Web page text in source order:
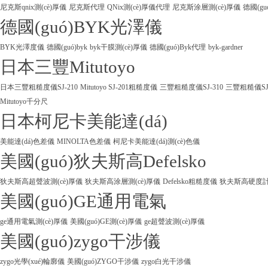
尼克斯qnix測(cè)厚儀 尼克斯代理 QNix測(cè)厚儀代理 尼克斯涂層測(cè)厚儀 德國
德國(guó)BYK光澤儀
BYK光澤度儀 德國(guó)byk byk干膜測(cè)厚儀 德國(guó)Byk代理 byk-gardner
日本三豐Mitutoyo
日本三豐粗糙度儀SJ-210 Mitutoyo SJ-201粗糙度儀 三豐粗糙度儀SJ-310 三豐粗糙儀
Mitutoyo千分尺
日本柯尼卡美能達(dá)
美能達(dá)色差儀 MINOLTA色差儀 柯尼卡美能達(dá)測(cè)色儀
美國(guó)狄夫斯高Defelsko
狄夫斯高超聲波測(cè)厚儀 狄夫斯高涂層測(cè)厚儀 Defelsko粗糙度儀 狄夫斯高硬度
美國(guó)GE通用電氣
ge通用電氣測(cè)厚儀 美國(guó)GE測(cè)厚儀 ge超聲波測(cè)厚儀
美國(guó)zygo干涉儀
zygo光學(xué)輪廓儀 美國(guó)ZYGO干涉儀 zygo白光干涉儀